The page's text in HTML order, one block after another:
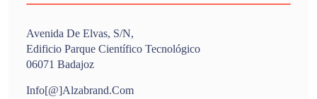
Avenida De Elvas, S/n,
Edificio Parque Científico Tecnológico
06071 Badajoz
Info[@]alzabrand.com